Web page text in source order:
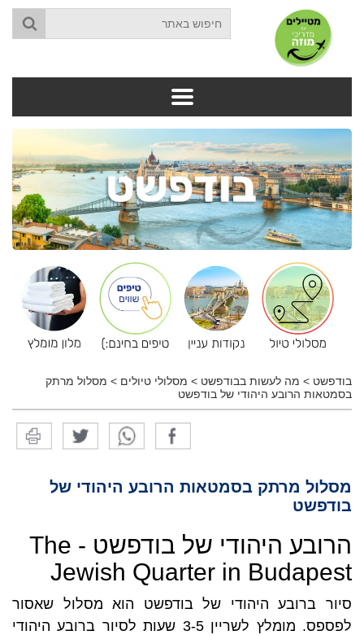
בודפשט > מה לעשות בבודפשט > מסלולי טיולים > מסלול מרתק
בסמטאות הרובע היהודי של בודפשט
מסלול מרתק בסמטאות הרובע היהודי של
בודפשט
הרובע היהודי של בודפשט - The
Jewish Quarter in Budapest
סיור ברובע היהודי של בודפשט הוא מסלול שאסור
לפספס. מומלץ לשריין 3-5 שעות לסיור ברובע היהודי